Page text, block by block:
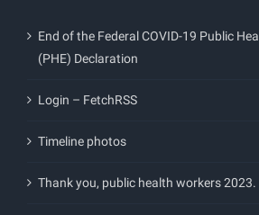
End of the Federal COVID-19 Public
(PHE) Declaration
Login – FetchRSS
Timeline photos
Thank you, public health workers 2023.